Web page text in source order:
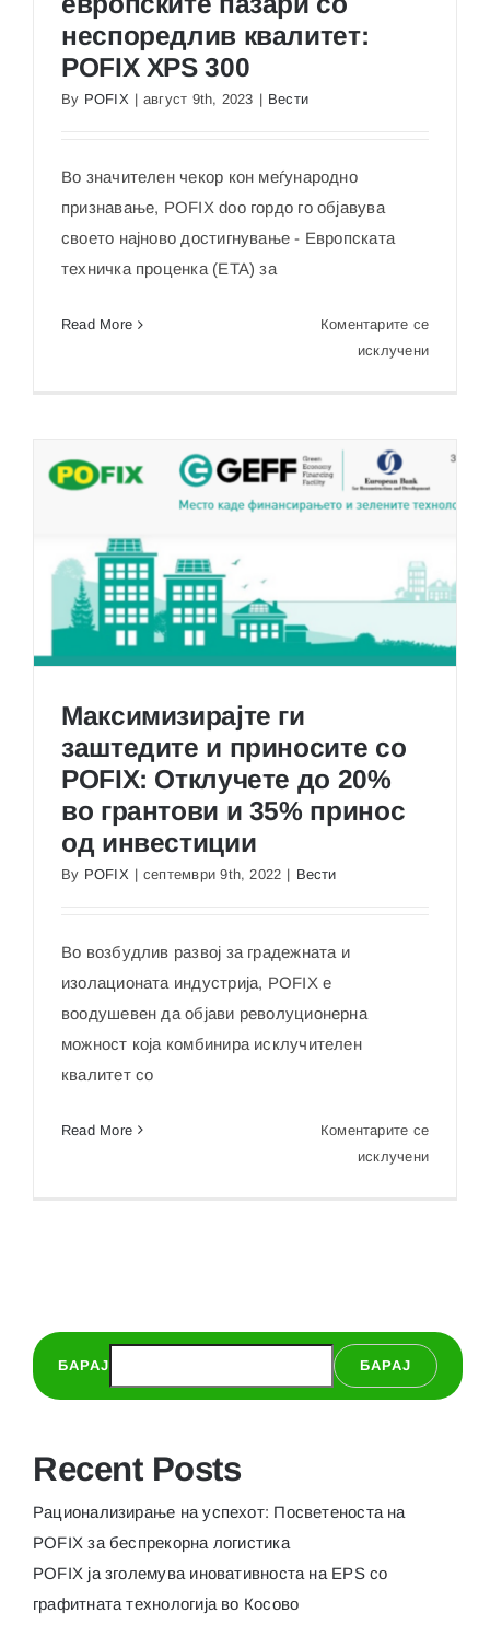
Отклучување на европските пазари со
неспоредлив квалитет: POFIX XPS 300
неспоредлив квалитет:
POFIX XPS 300
By POFIX | август 9th, 2023 | Вести
Во значителен чекор кон меѓународно
признавање, POFIX doo гордо го објавува
своето најново достигнување - Европската
техничка проценка (ETA) за
Read More
Коментарите се
исклученина
пазари
XPS
Максимизирајте ги заштедите и приносите со
POFIX: Отклучете до 20% во грантови и 35%
принос од инвестиции
Максимизирајте ги
заштедите и приносите со
POFIX: Отклучете до 20%
во грантови и 35% принос
од инвестиции
By POFIX | септември 9th, 2022 | Вести
Во возбудлив развој за градежната и
изолационата индустрија, POFIX е
воодушевен да објави револуционерна
можност која комбинира исклучителен
квалитет со
Read More
Коментарите се
исклученина
POFIX:
БАРАЈ БАРАЈ
Recent Posts
Рационализирање на успехот: Посветеноста на
POFIX за беспрекорна логистика
POFIX ја зголемува иновативноста на EPS со
графитната технологија во Косово